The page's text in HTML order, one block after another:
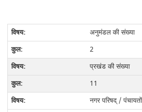
अनुमंडल की संख्या
2
प्रखंड की संख्या
11
नगर परिषद् /